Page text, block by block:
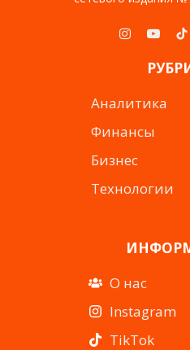
Instagram
Аналитика
Финансы
Бизнес
Технологии
О нас
Instagram
TikTok